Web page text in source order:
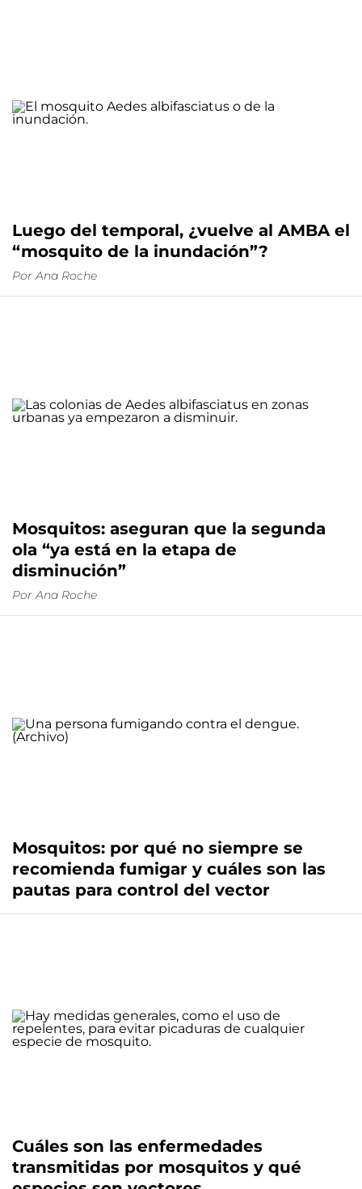
Luego del temporal, ¿vuelve al AMBA el
“mosquito de la inundación”?
Por Ana Roche
Mosquitos: aseguran que la segunda
ola “ya está en la etapa de
disminución”
Por Ana Roche
Mosquitos: por qué no siempre se
recomienda fumigar y cuáles son las
pautas para control del vector
Cuáles son las enfermedades
transmitidas por mosquitos y qué